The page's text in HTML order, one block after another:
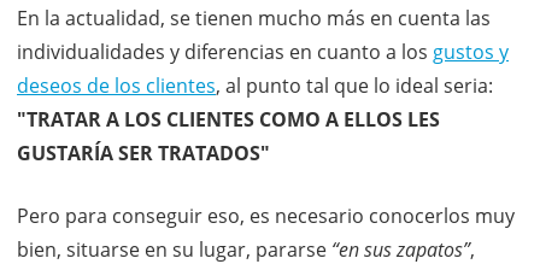
En la actualidad, se tienen mucho más en cuenta las
individualidades y diferencias en cuanto a los gustos y
deseos de los clientes, al punto tal que lo ideal seria:
"TRATAR A LOS CLIENTES COMO A ELLOS LES
GUSTARÍA SER TRATADOS"
Pero para conseguir eso, es necesario conocerlos muy
bien, situarse en su lugar, pararse “en sus zapatos”,